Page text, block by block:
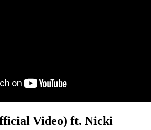
Video) ft. Nicki